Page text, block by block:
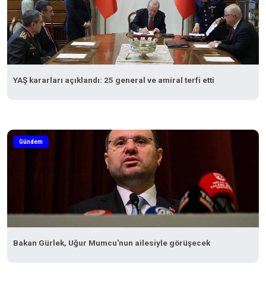
YAŞ kararları açıklandı: 25 general ve amiral terfi etti
Gündem
Bakan Gürlek, Uğur Mumcu'nun ailesiyle görüşecek